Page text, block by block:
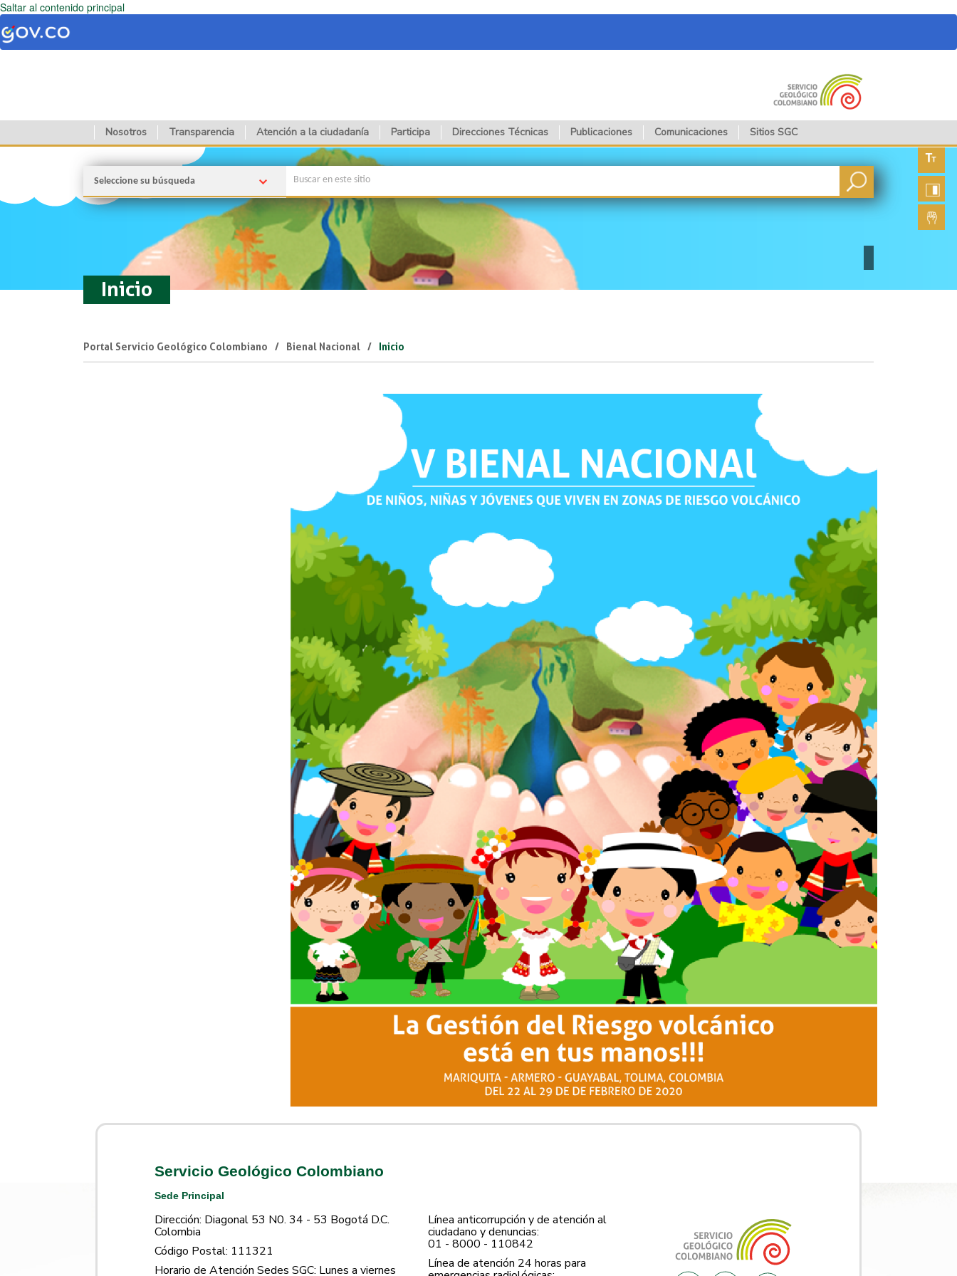
Saltar al contenido principal
Nosotros Transparencia Atención a la ciudadanía Participa Direcciones Técnicas Publicaciones Comunicaciones Sitios SGC
fuente
Seleccione su búsqueda
Inicio
Portal Servicio Geológico Colombiano Bienal Nacional Inicio
Servicio Geológico Colombiano
Sede Principal
Dirección: Diagonal 53 N0. 34 - 53 Bogotá D.C.
Colombia
Código Postal: 111321
Horario de Atención Sedes SGC: Lunes a viernes
Línea anticorrupción y de atención al
ciudadano y denuncias:
01 - 8000 - 110842
Línea de atención 24 horas para